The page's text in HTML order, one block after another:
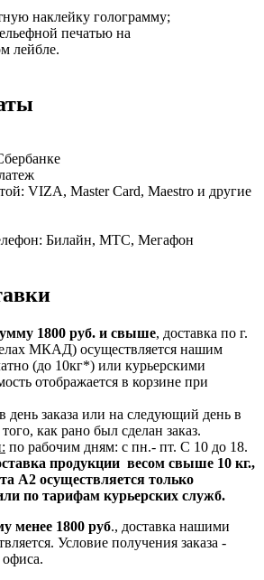
наклейку голограмму;
печатью на
лейбле.
VIZA, Master Card, Maestro и другие
Билайн, МТС, Мегафон
1800 руб. и свыше, доставка по г.
МКАД) осуществляется нашим
(до 10кг*) или курьерскими
отображается в корзине при
день заказа или на следующий день в
как рано был сделан заказ.
по рабочим дням: с пн.- пт. С 10 до 18.
продукции весом свыше 10 кг.,
А2 осуществляется только
по тарифам курьерских служб.
менее 1800 руб., доставка нашими
Условие получения заказа -